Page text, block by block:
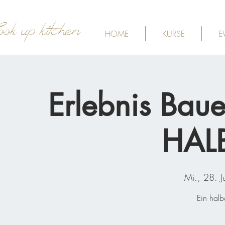
up kitchen HOME KURSE
Erlebnis
Mi., 28.
Ein